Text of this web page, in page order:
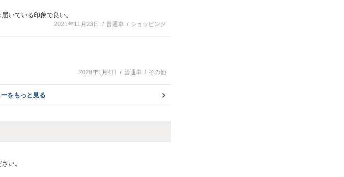
いている印象で良い。
2021年11月23日 普通車 ショッピング
2020年1月4日 普通車 その他
ーをもっと見る
い。